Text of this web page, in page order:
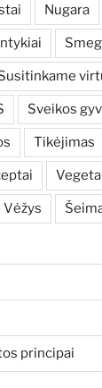
Nugara
Sveikos
Tikėjimas
Vėžys
principai